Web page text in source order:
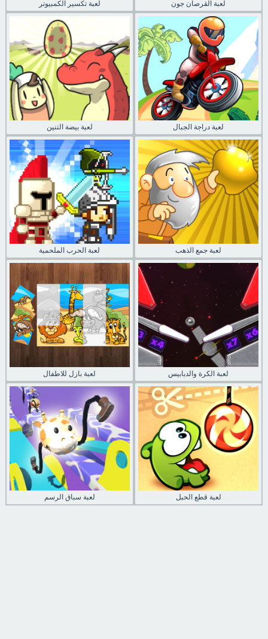
لعبة تكسير الكمبيوتر لعبة القرصان جون
لعبة بيضة التنين لعبة دراجة الجبال
لعبة الحرب الملحمية لعبة جمع الذهب
لعبة بازل للاطفال لعبة الكرة والدبابيس
لعبة سباق الرسم لعبة قطع الحبل